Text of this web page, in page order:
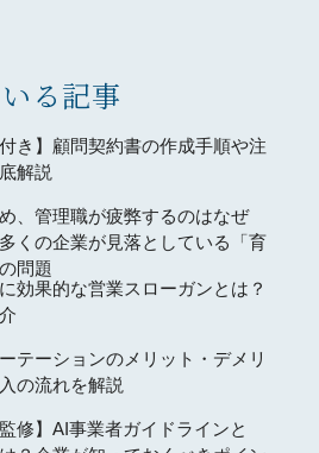
る記事
付き】顧問契約書の作成手順や注
解説
、管理職が疲弊するのはなぜ
くの企業が見落としている「育
問題
効果的な営業スローガンとは？
テーションのメリット・デメリ
の流れを解説
監修】AI事業者ガイドラインと